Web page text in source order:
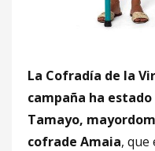
La Cofradía de la
campaña ha
Tamayo,
cofrade Amaia, que